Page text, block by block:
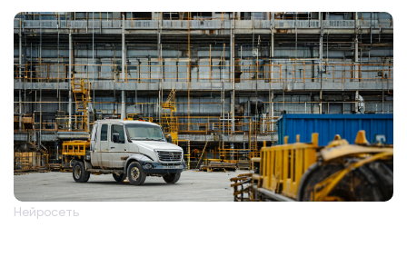
Нейросеть